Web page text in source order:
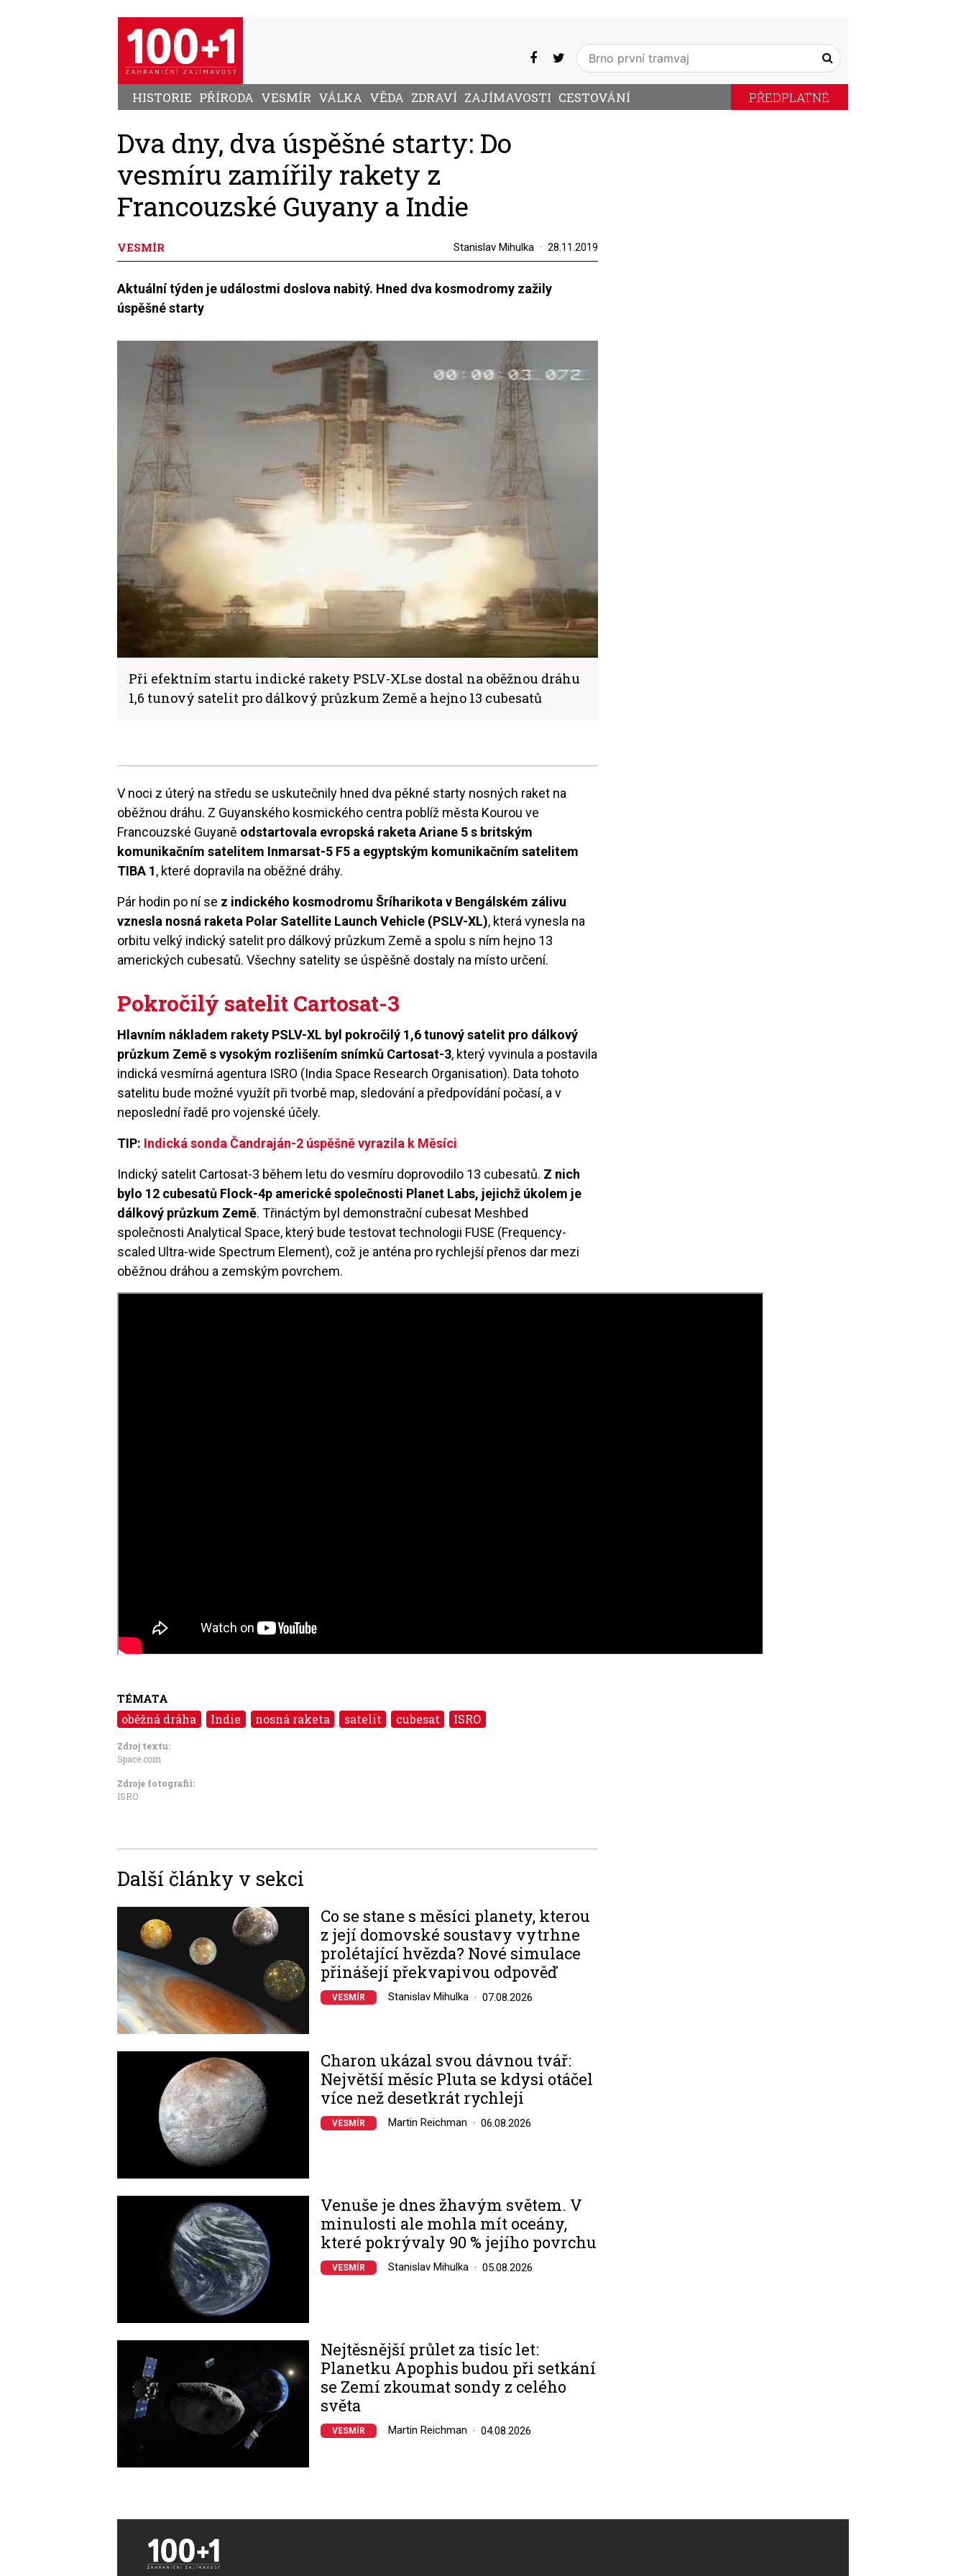
HISTORIE PŘÍRODA VESMÍR VÁLKA VĚDA ZDRAVÍ ZAJÍMAVOSTI CESTOVÁNÍ PŘEDPLATNÉ
Dva dny, dva úspěšné starty: Do
vesmíru zamířily rakety z
Francouzské Guyany a Indie
VESMÍR Stanislav Mihulka 28.11.2019
Aktuální týden je událostmi doslova nabitý. Hned dva kosmodromy zažily
úspěšné starty
Při efektním startu indické rakety PSLV-XLse dostal na oběžnou dráhu
1,6 tunový satelit pro dálkový průzkum Země a hejno 13 cubesatů
V noci z úterý na středu se uskutečnily hned dva pěkné starty nosných raket na
oběžnou dráhu. Z Guyanského kosmického centra poblíž města Kourou ve
Francouzské Guyaně odstartovala evropská raketa Ariane 5 s britským
komunikačním satelitem Inmarsat-5 F5 a egyptským komunikačním satelitem
TIBA 1, které dopravila na oběžné dráhy.
Pár hodin po ní se z indického kosmodromu Šríharikota v Bengálském zálivu
vznesla nosná raketa Polar Satellite Launch Vehicle (PSLV-XL), která vynesla na
orbitu velký indický satelit pro dálkový průzkum Země a spolu s ním hejno 13
amerických cubesatů. Všechny satelity se úspěšně dostaly na místo určení.
Pokročilý satelit Cartosat-3
Hlavním nákladem rakety PSLV-XL byl pokročilý 1,6 tunový satelit pro dálkový
průzkum Země s vysokým rozlišením snímků Cartosat-3, který vyvinula a postavila
indická vesmírná agentura ISRO (India Space Research Organisation). Data tohoto
satelitu bude možné využít při tvorbě map, sledování a předpovídání počasí, a v
neposlední řadě pro vojenské účely.
TIP: Indická sonda Čandraján-2 úspěšně vyrazila k Měsíci
Indický satelit Cartosat-3 během letu do vesmíru doprovodilo 13 cubesatů. Z nich
bylo 12 cubesatů Flock-4p americké společnosti Planet Labs, jejichž úkolem je
dálkový průzkum Země. Třináctým byl demonstrační cubesat Meshbed
společnosti Analytical Space, který bude testovat technologii FUSE (Frequency-
scaled Ultra-wide Spectrum Element), což je anténa pro rychlejší přenos dar mezi
oběžnou dráhou a zemským povrchem.
TÉMATA
oběžná dráha Indie nosná raketa satelit cubesat ISRO
Zdroj textu:
Space.com
Zdroje fotografii:
ISRO
Další články v sekci
Co se stane s měsíci planety, kterou
z její domovské soustavy vytrhne
prolétající hvězda? Nové simulace
přinášejí překvapivou odpověď
VESMÍR Stanislav Mihulka 07.08.2026
Charon ukázal svou dávnou tvář:
Největší měsíc Pluta se kdysi otáčel
více než desetkrát rychleji
VESMÍR Martin Reichman 06.08.2026
Venuše je dnes žhavým světem. V
minulosti ale mohla mít oceány,
které pokrývaly 90 % jejího povrchu
VESMÍR Stanislav Mihulka 05.08.2026
Nejtěsnější průlet za tisíc let:
Planetku Apophis budou při setkání
se Zemí zkoumat sondy z celého
světa
VESMÍR Martin Reichman 04.08.2026